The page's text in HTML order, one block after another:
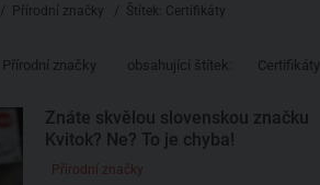
/ Přírodní značky / Štítek: Certifikáty
Přírodní značky obsahující štítek: Certifikáty
Znáte skvělou slovenskou značku
Kvitok? Ne? To je chyba!
Přírodní značky